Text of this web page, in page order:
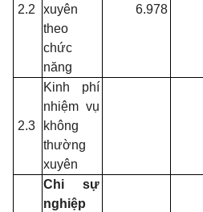
2.2
xuyên
theo
chức
năng
6.978
2.3
Kinh phí
nhiệm vụ
không
thường
xuyên
Chi sự
nghiệp